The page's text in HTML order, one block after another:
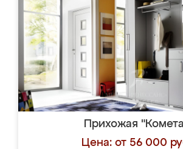
Прихожая
Цена: от 56 000